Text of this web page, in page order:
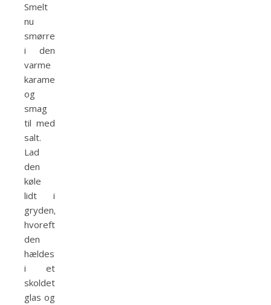
Smelt
nu
smørret
i den
varme
karamel
og
smag
til med
salt.
Lad
den
køle
lidt i
gryden,
hvorefter
den
hældes
i et
skoldet
glas og